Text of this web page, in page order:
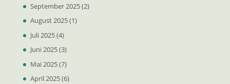
September 2025(2)
August 2025(1)
Juli 2025(4)
Juni 2025(3)
Mai 2025(7)
April 2025(6)